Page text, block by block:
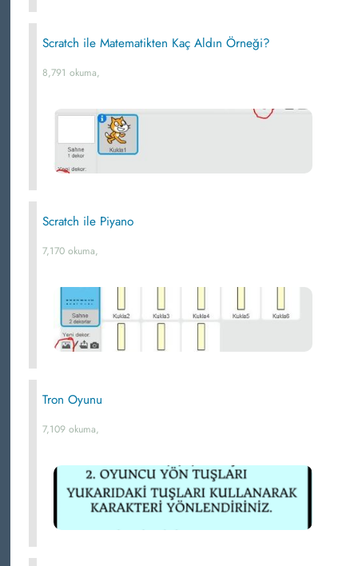
Scratch ile Matematikten Kaç Aldın Örneği?
8,791 okuma,
Scratch ile Piyano
7,170 okuma,
Tron Oyunu
7,109 okuma,